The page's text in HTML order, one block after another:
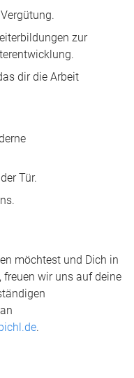
zur
dir die Arbeit
Tür.
möchtest und Dich in
wir uns auf deine
.